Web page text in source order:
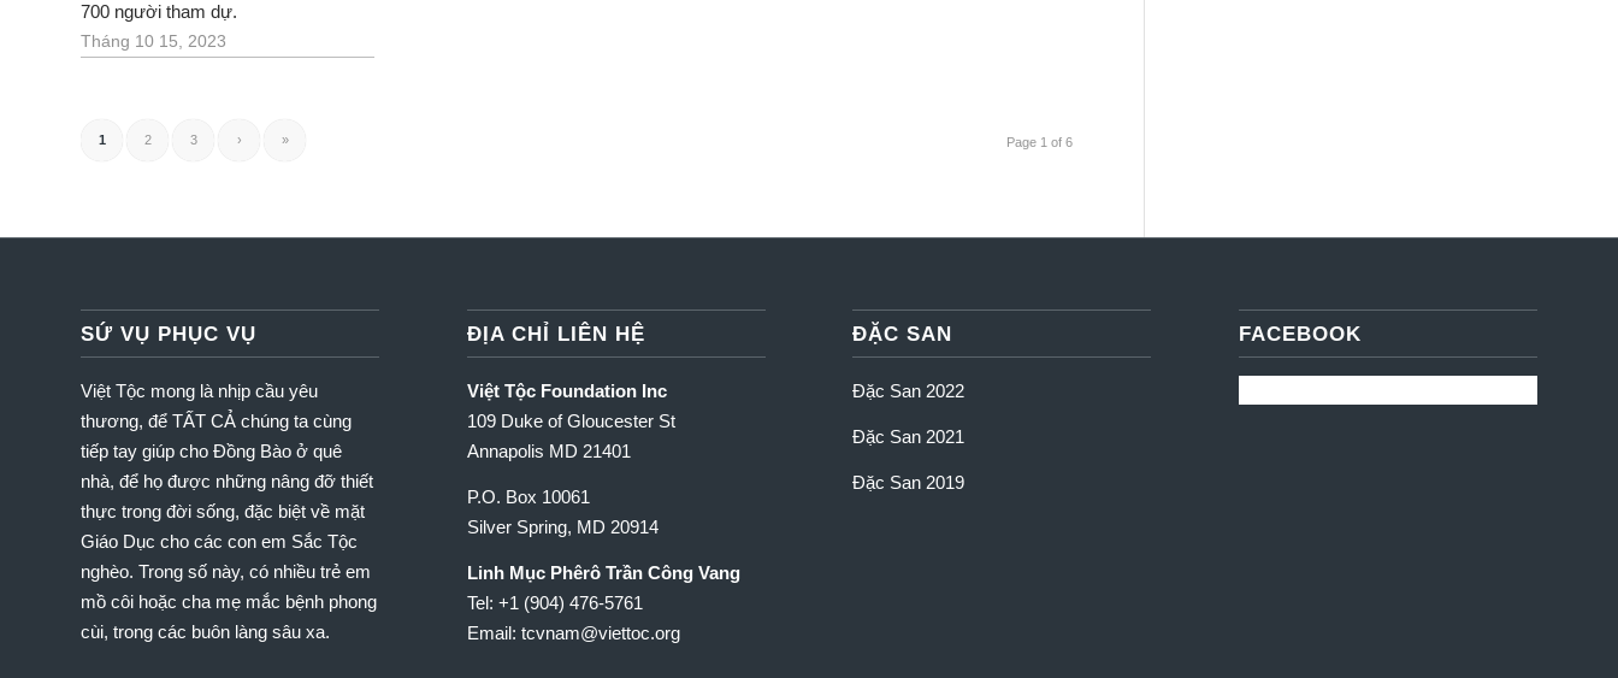
700 người tham dự.
Tháng 10 15, 2023
Page 1 of 6
1 2 3 › »
SỨ VỤ PHỤC VỤ
Việt Tộc mong là nhịp cầu yêu
thương, để TẤT CẢ chúng ta cùng
tiếp tay giúp cho Đồng Bào ở quê
nhà, để họ được những nâng đỡ thiết
thực trong đời sống, đặc biệt về mặt
Giáo Dục cho các con em Sắc Tộc
nghèo. Trong số này, có nhiều trẻ em
mồ côi hoặc cha mẹ mắc bệnh phong
cùi, trong các buôn làng sâu xa.
ĐỊA CHỈ LIÊN HỆ
Việt Tộc Foundation Inc
109 Duke of Gloucester St
Annapolis MD 21401
P.O. Box 10061
Silver Spring, MD 20914
Linh Mục Phêrô Trần Công Vang
Tel: +1 (904) 476-5761
Email: tcvnam@viettoc.org
ĐẶC SAN
Đặc San 2022
Đặc San 2021
Đặc San 2019
FACEBOOK